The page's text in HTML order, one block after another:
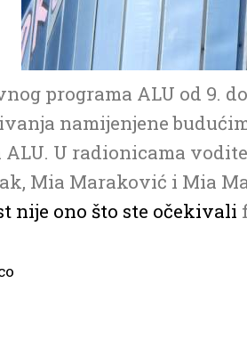
programa ALU od 9.
namijenjene
U radionicama
Mia Maraković i Mia
nije ono što ste očekivali